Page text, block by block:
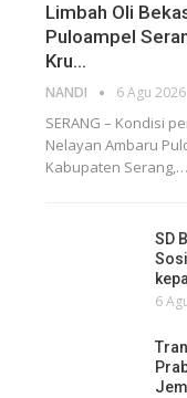
Limbah Oli
Puloampel
Kru…
NANDI 6 Agu 2026
SERANG – Kondisi
Nelayan Ambaru
Kabupaten Serang,…
SD
6